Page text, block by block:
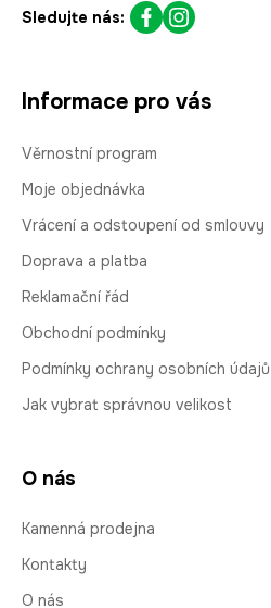
Sledujte nás:
Informace pro vás
Věrnostní program
Moje objednávka
Vrácení a odstoupení od smlouvy
Doprava a platba
Reklamační řád
Obchodní podmínky
Podmínky ochrany osobních údajů
Jak vybrat správnou velikost
O nás
Kamenná prodejna
Kontakty
O nás